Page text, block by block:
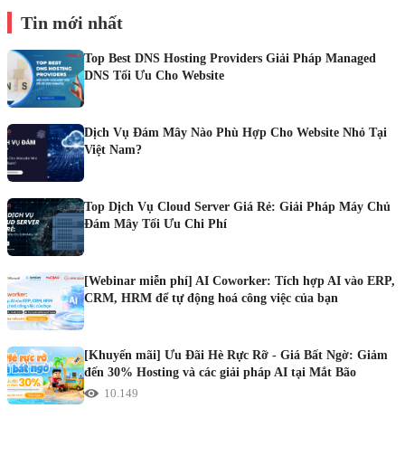
Tin mới nhất
Top Best DNS Hosting Providers Giải Pháp Managed
DNS Tối Ưu Cho Website
Dịch Vụ Đám Mây Nào Phù Hợp Cho Website Nhỏ Tại
Việt Nam?
Top Dịch Vụ Cloud Server Giá Rẻ: Giải Pháp Máy Chủ
Đám Mây Tối Ưu Chi Phí
[Webinar miễn phí] AI Coworker: Tích hợp AI vào ERP,
CRM, HRM để tự động hoá công việc của bạn
[Khuyến mãi] Ưu Đãi Hè Rực Rỡ - Giá Bất Ngờ: Giảm
đến 30% Hosting và các giải pháp AI tại Mắt Bão
10.149